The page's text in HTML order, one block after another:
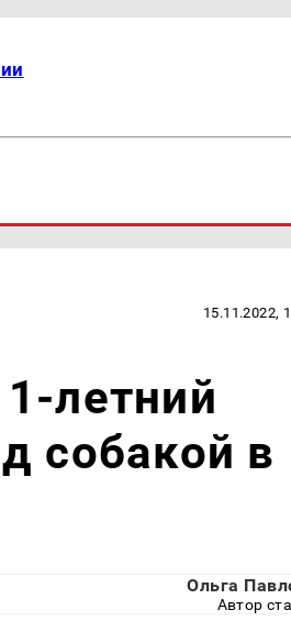
15.11.2022,
летний
собакой в
Ольга
Автор